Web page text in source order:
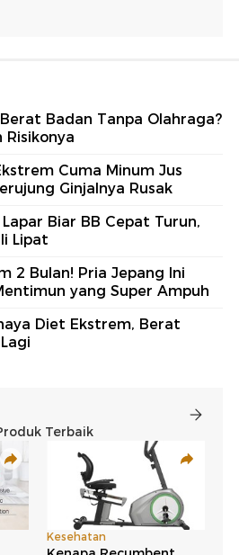
Badan Tanpa Olahraga?
Cuma Minum Jus
Ginjalnya Rusak
Biar BB Cepat Turun,
Lipat
2 Bulan! Pria Jepang Ini
yang Super Ampuh
Diet Ekstrem, Berat